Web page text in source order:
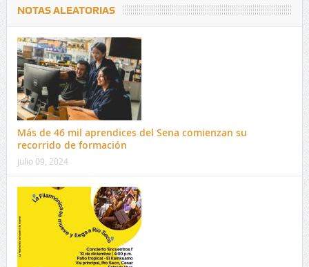
NOTAS ALEATORIAS
Más de 46 mil aprendices del Sena comienzan su
recorrido de formación
julio 09, 2024